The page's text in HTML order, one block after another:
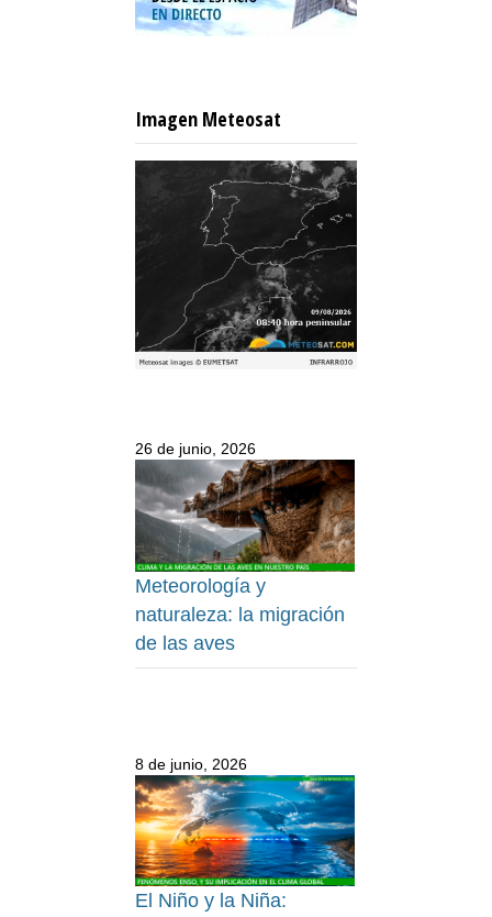
Imagen Meteosat
26 de junio, 2026
Meteorología y
naturaleza: la migración
de las aves
8 de junio, 2026
El Niño y la Niña: